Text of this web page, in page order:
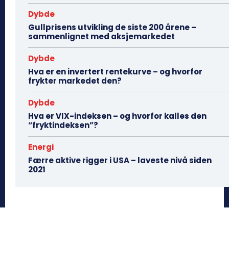
Dybde
Gullprisens utvikling de siste 200 årene –
sammenlignet med aksjemarkedet
Dybde
Hva er en invertert rentekurve – og hvorfor
frykter markedet den?
Dybde
Hva er VIX-indeksen – og hvorfor kalles den
“fryktindeksen”?
Energi
Færre aktive rigger i USA – laveste nivå siden
2021